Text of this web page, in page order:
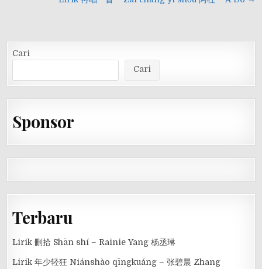
Cari
Cari
Sponsor
Terbaru
Lirik 刪拾 Shān shí – Rainie Yang 杨丞琳
Lirik 年少轻狂 Niánshào qīngkuáng – 张碧晨 Zhang